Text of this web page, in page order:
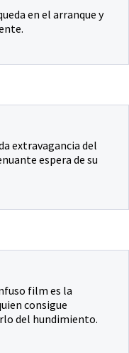
en el arranque y
extravagancia del
espera de su
film es la
consigue
del hundimiento.